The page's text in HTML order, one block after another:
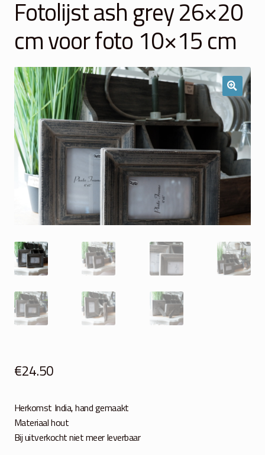
Winkelmand
Over Ons
Veelgestelde vragen
Contact
Fotolijst ash grey 26×20
cm voor foto 10×15 cm
€24.50
Herkomst India, hand gemaakt
Materiaal hout
Bij uitverkocht niet meer leverbaar